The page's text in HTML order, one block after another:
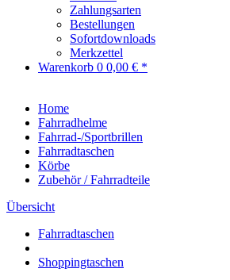
Zahlungsarten
Bestellungen
Sofortdownloads
Merkzettel
Warenkorb 0 0,00 € *
Home
Fahrradhelme
Fahrrad-/Sportbrillen
Fahrradtaschen
Körbe
Zubehör / Fahrradteile
Übersicht
Fahrradtaschen
Shoppingtaschen